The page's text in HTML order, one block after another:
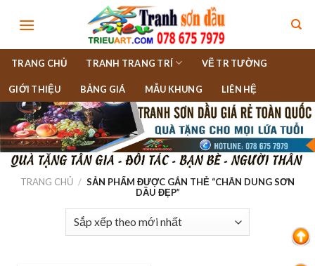
TRANG CHỦ TRANH TRANG TRÍ VẼ TR TƯỜNG
GIỚI THIỆU BẢNG GIÁ MẪU KHUNG LIÊN HỆ
TRANG CHỦ / SẢN PHẨM ĐƯỢC GẮN THẺ “CHÂN DUNG SƠN
DẦU ĐẸP”